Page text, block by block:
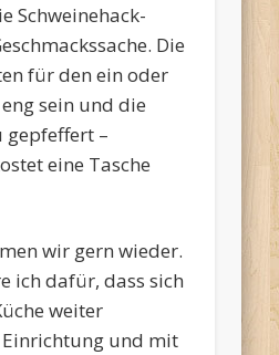
Schweinehack-
Die
für den ein oder
sein und die
gepfeffert –
eine Tasche
wir gern wieder.
ich dafür, dass sich
weiter
und mit